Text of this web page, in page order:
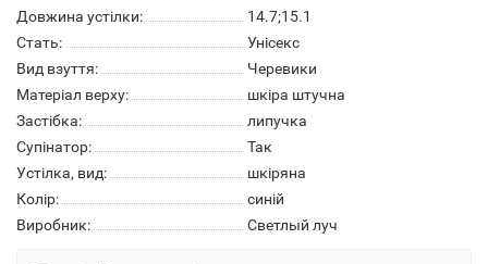
Довжина устілки:
14.7;15.1
Стать:
Унісекс
Вид взуття:
Черевики
Матеріал верху:
шкіра штучна
Застібка:
липучка
Супінатор:
Так
Устілка, вид:
шкіряна
Колір:
синій
Виробник:
Светлый луч